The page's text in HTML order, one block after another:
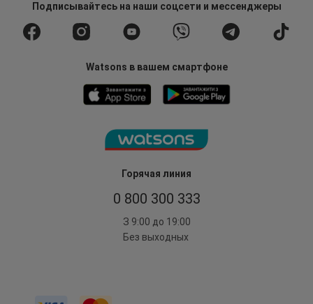
Горячая линия
0 800 300 333
З 9:00 до 19:00
Без выходных
Подписывайтесьна наши соцсети и мессенджеры
Watsons в вашем смартфоне